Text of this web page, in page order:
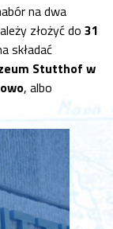
na dwa
złożyć do 31
składać
Stutthof w
, albo